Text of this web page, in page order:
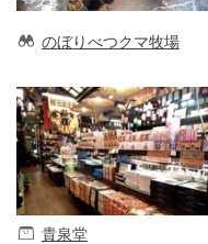
のぼりべつクマ牧場
貴泉堂